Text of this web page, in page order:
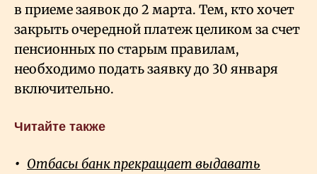
в приеме заявок до 2 марта. Тем, кто хочет
закрыть очередной платеж целиком за счет
пенсионных по старым правилам,
необходимо подать заявку до 30 января
включительно.
Читайте также
Отбасы банк прекращает выдавать